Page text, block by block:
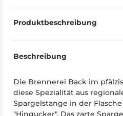
Produktbeschreibung
Beschreibung
Die Brennerei Back im
diese Spezialität aus
Spargelstange in der
"Hingucker". Das zarte